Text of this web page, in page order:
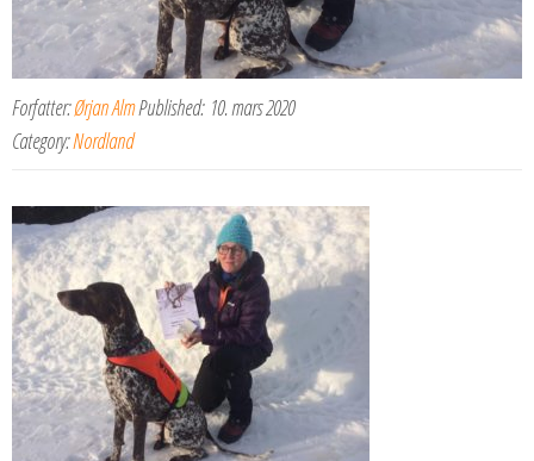
Forfatter:Ørjan AlmPublished: 10. mars 2020
Category:Nordland